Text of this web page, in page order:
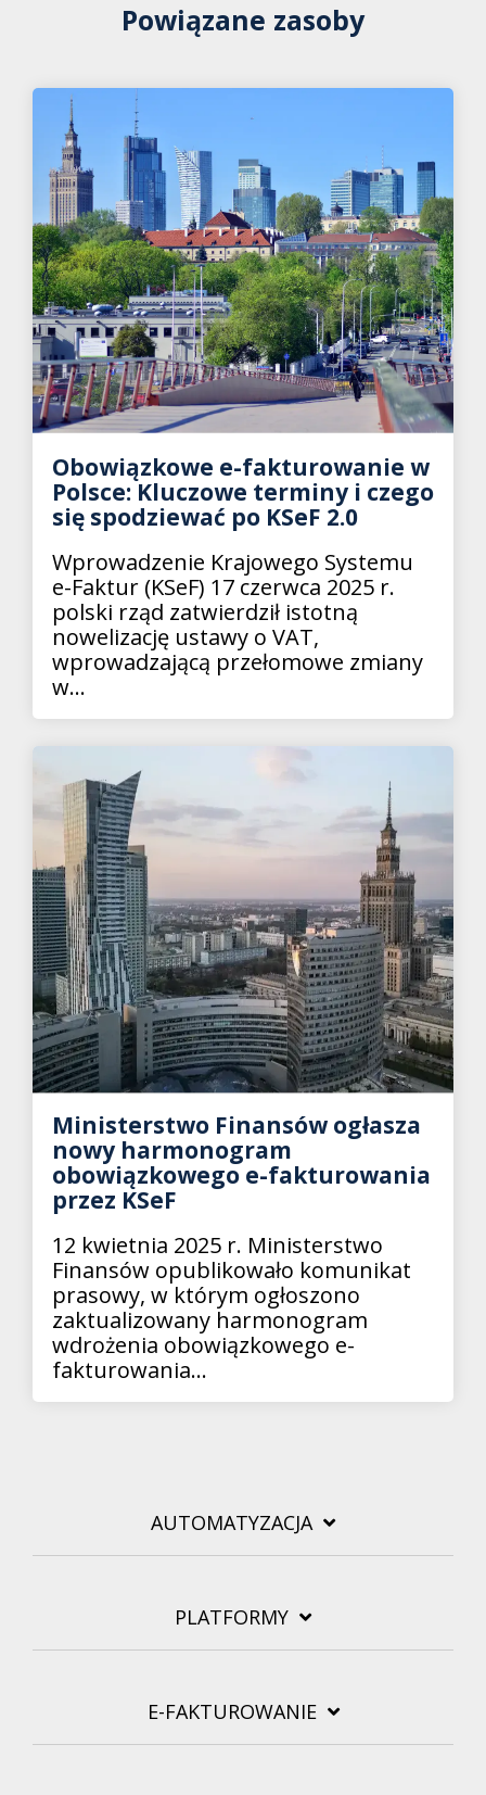
Powiązane zasoby
Obowiązkowe e-fakturowanie w
Polsce: Kluczowe terminy i czego
się spodziewać po KSeF 2.0
Wprowadzenie Krajowego Systemu
e-Faktur (KSeF) 17 czerwca 2025 r.
polski rząd zatwierdził istotną
nowelizację ustawy o VAT,
wprowadzającą przełomowe zmiany
w...
Ministerstwo Finansów ogłasza
nowy harmonogram
obowiązkowego e-fakturowania
przez KSeF
12 kwietnia 2025 r. Ministerstwo
Finansów opublikowało komunikat
prasowy, w którym ogłoszono
zaktualizowany harmonogram
wdrożenia obowiązkowego e-
fakturowania...
AUTOMATYZACJA
PLATFORMY
E-FAKTUROWANIE